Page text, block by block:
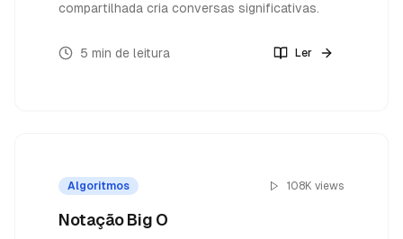
compartilhada cria conversas significativas.
5 min de leitura Ler
Algoritmos 108K views
Notação Big O